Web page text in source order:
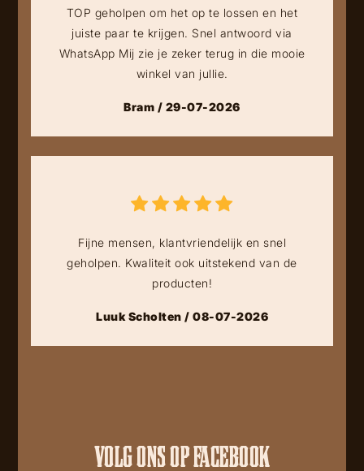
TOP geholpen om het op te lossen en het
juiste paar te krijgen. Snel antwoord via
WhatsApp Mij zie je zeker terug in die mooie
winkel van jullie.
Bram / 29-07-2026
Fijne mensen, klantvriendelijk en snel
geholpen. Kwaliteit ook uitstekend van de
producten!
Luuk Scholten / 08-07-2026
VOLG ONS OP FACEBOOK